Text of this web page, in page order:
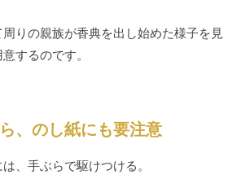
りの親族が香典を出し始めた様子を見
するのです。
、のし紙にも要注意
、手ぶらで駆けつける。